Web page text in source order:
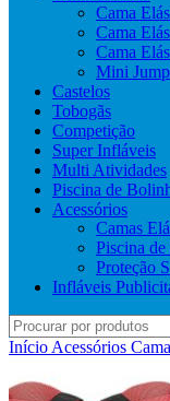
Cama
Cama
Cama
Mini Jump
Castelos
Tobogãs
Competição
Super Infláveis
Multi Atividades
Piscina de
Acessórios
Camas
Piscina
Proteção
Infláveis
Início Acessórios